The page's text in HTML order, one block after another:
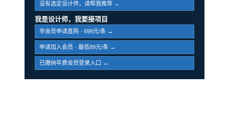
没有选定设计师，请帮我推荐 →
我是设计师，我要接项目
非会员申请直购 · 699元/条 →
申请加入会员 · 最低89元/条 →
已缴纳年费会员登录入口 →